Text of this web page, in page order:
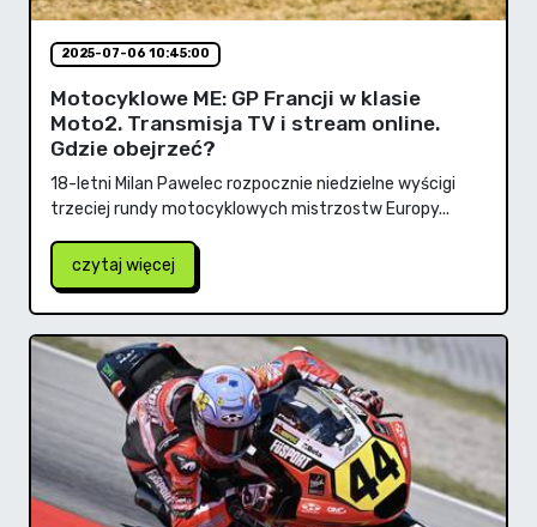
2025-07-06 10:45:00
Motocyklowe ME: GP Francji w klasie
Moto2. Transmisja TV i stream online.
Gdzie obejrzeć?
18-letni Milan Pawelec rozpocznie niedzielne wyścigi
trzeciej rundy motocyklowych mistrzostw Europy...
czytaj więcej